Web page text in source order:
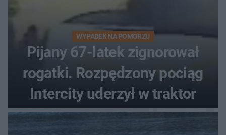
WYPADEK NA POMORZU
Pijany 67-latek zignorował
rogatki. Rozpędzony pociąg
Intercity uderzył w traktor